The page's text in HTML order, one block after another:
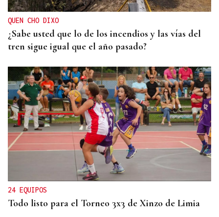
QUEN CHO DIXO
¿Sabe usted que lo de los incendios y las vías del
tren sigue igual que el año pasado?
24 EQUIPOS
Todo listo para el Torneo 3x3 de Xinzo de Limia